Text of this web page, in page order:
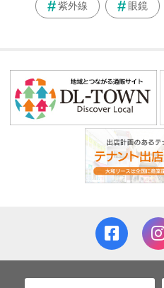
紫外線 眼鏡